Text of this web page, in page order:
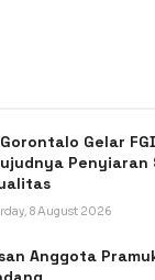
Gorontalo Gelar
Penyiaran
8 August 2026
Anggota